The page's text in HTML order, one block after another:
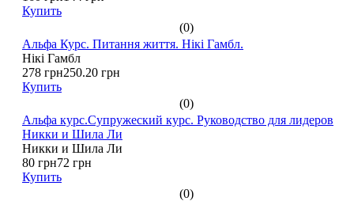
Купить
(0)
Альфа Курс. Питання життя. Нікі Гамбл.
Нікі Гамбл
278 грн250.20 грн
Купить
(0)
Альфа курс.Супружеский курс. Руководство для лидеров
Никки и Шила Ли
Никки и Шила Ли
80 грн72 грн
Купить
(0)